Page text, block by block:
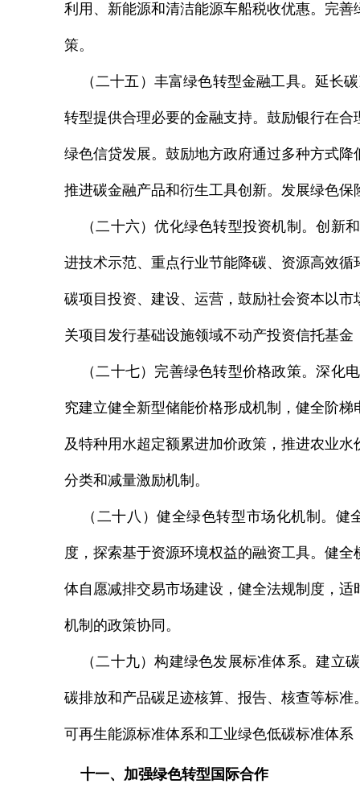
利用、新能源和清洁能源车船税收优惠。完
策。
（二十五）丰富绿色转型金融工具。延长
转型提供合理必要的金融支持。鼓励银行在
绿色信贷发展。鼓励地方政府通过多种方式
推进碳金融产品和衍生工具创新。发展绿色
（二十六）优化绿色转型投资机制。创新
进技术示范、重点行业节能降碳、资源高效
碳项目投资、建设、运营，鼓励社会资本以
关项目发行基础设施领域不动产投资信托基金
（二十七）完善绿色转型价格政策。深化
究建立健全新型储能价格形成机制，健全阶
及特种用水超定额累进加价政策，推进农业
分类和减量激励机制。
（二十八）健全绿色转型市场化机制。健
度，探索基于资源环境权益的融资工具。健
体自愿减排交易市场建设，健全法规制度，
机制的政策协同。
（二十九）构建绿色发展标准体系。建立
碳排放和产品碳足迹核算、报告、核查等标
可再生能源标准体系和工业绿色低碳标准体系
十一、加强绿色转型国际合作